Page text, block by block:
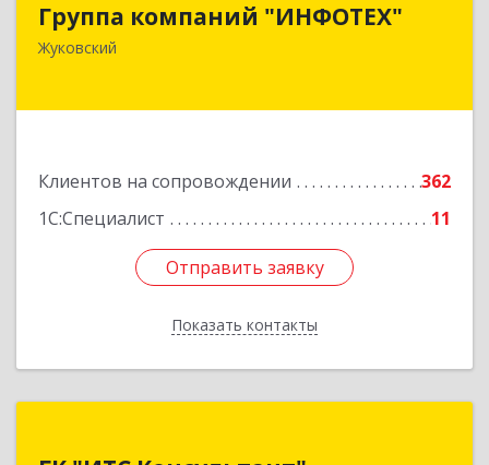
Группа компаний "ИНФОТЕХ"
Жуковский
Клиентов на сопровождении
362
1С:Специалист
11
Отправить заявку
Показать контакты
140180, Московская обл, Жуковский г, Чкалова
Подробнее
Отправить заявку
Назад